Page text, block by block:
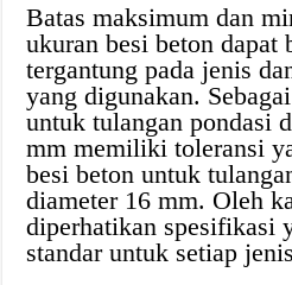
Batas maksimum dan
ukuran besi beton dapat
tergantung pada jenis
yang digunakan.
untuk tulangan pondasi
mm memiliki toleransi
besi beton untuk
diameter 16 mm. Oleh
diperhatikan spesifikasi
standar untuk setiap